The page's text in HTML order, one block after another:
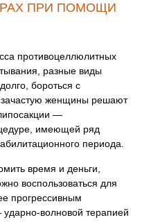
ПРИ ПОМОЩИ
противоцеллюлитных
разные виды
бороться с
женщины решают
—
имеющей ряд
периода.
время и деньги,
воспользоваться для
прогрессивным
волновой терапией